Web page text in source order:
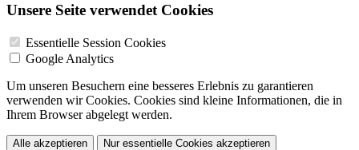
Unsere Seite verwendet Cookies
Essentielle Session Cookies
Google Analytics
Um unseren Besuchern eine besseres Erlebnis zu garantieren
verwenden wir Cookies. Cookies sind kleine Informationen, die in
Ihrem Browser abgelegt werden.
Alle akzeptieren
Nur essentielle Cookies akzeptieren